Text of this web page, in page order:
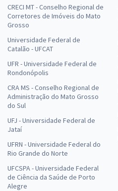
CRECI MT - Conselho Regional de
Corretores de Imóveis do Mato
Grosso
Universidade Federal de
Catalão - UFCAT
UFR - Universidade Federal de
Rondonópolis
CRA MS - Conselho Regional de
Administração do Mato Grosso
do Sul
UFJ - Universidade Federal de
Jataí
UFRN - Universidade Federal do
Rio Grande do Norte
UFCSPA - Universidade Federal
de Ciência da Saúde de Porto
Alegre